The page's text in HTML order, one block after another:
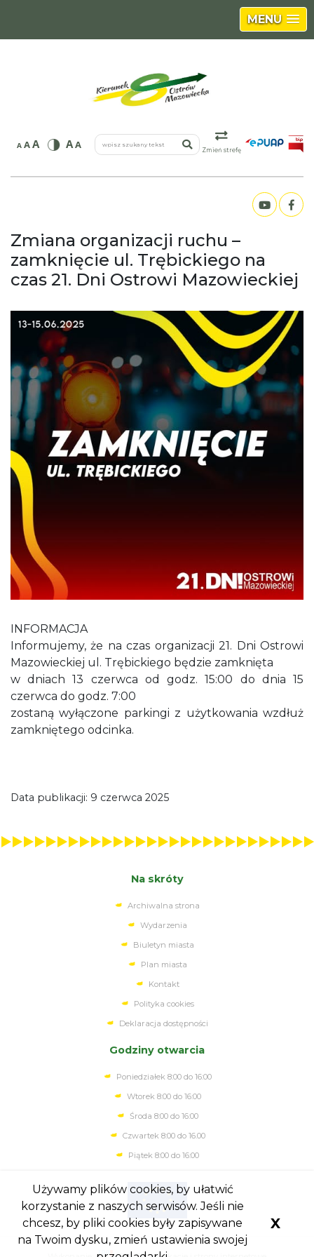
MENU
A AA AA wpisz szukany tekst
Zmień strefę
Zmiana organizacji ruchu –
zamknięcie ul. Trębickiego na
czas 21. Dni Ostrowi Mazowieckiej
INFORMACJA
Informujemy, że na czas organizacji 21. Dni Ostrowi
Mazowieckiej ul. Trębickiego będzie zamknięta
w dniach 13 czerwca od godz. 15:00 do dnia 15
czerwca do godz. 7:00
zostaną wyłączone parkingi z użytkowania wzdłuż
zamkniętego odcinka.
Data publikacji: 9 czerwca 2025
Na skróty
Archiwalna strona
Wydarzenia
Biuletyn miasta
Plan miasta
Kontakt
Polityka cookies
Deklaracja dostępności
Godziny otwarcia
Poniedziałek 8:00 do 16:00
Wtorek 8:00 do 16:00
Środa 8:00 do 16:00
Czwartek 8:00 do 16.00
Piątek 8:00 do 16:00
Używamy plików cookies, by ułatwić
korzystanie z naszych serwisów. Jeśli nie
chcesz, by pliki cookies były zapisywane
na Twoim dysku, zmień ustawienia swojej
X